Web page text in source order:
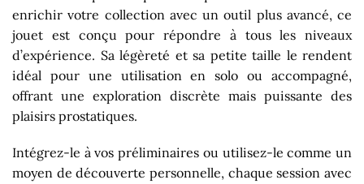
enrichir votre collection avec un outil plus avancé, ce
jouet est conçu pour répondre à tous les niveaux
d’expérience. Sa légèreté et sa petite taille le rendent
idéal pour une utilisation en solo ou accompagné,
offrant une exploration discrète mais puissante des
plaisirs prostatiques.
Intégrez-le à vos préliminaires ou utilisez-le comme un
moyen de découverte personnelle, chaque session avec